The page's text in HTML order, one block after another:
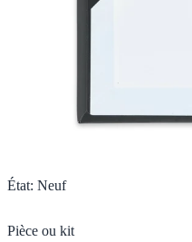
État: Neuf
Pièce ou kit